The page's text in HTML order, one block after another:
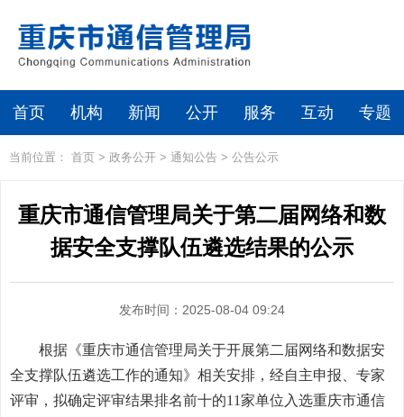
首页 机构 新闻 公开 服务 互动 专题
当前位置： 首页 > 政务公开 > 通知公告 > 公告公示
重庆市通信管理局关于第二届网络和数
据安全支撑队伍遴选结果的公示
发布时间：2025-08-04 09:24
根据《重庆市通信管理局关于开展第二届网络和数据安
全支撑队伍遴选工作的通知》相关安排，经自主申报、专家
评审，拟确定评审结果排名前十的11家单位入选重庆市通信